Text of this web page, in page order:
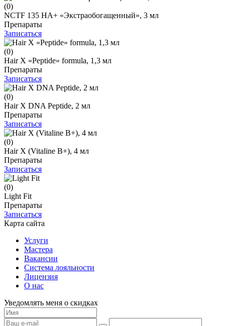
(0)
NCTF 135 НА+ «Экстраобогащенный», 3 мл
Препараты
Записаться
(0)
Hair X «Peptide» formula, 1,3 мл
Препараты
Записаться
(0)
Hair X DNA Peptide, 2 мл
Препараты
Записаться
(0)
Hair X (Vitaline B+), 4 мл
Препараты
Записаться
(0)
Light Fit
Препараты
Записаться
Карта сайта
Услуги
Мастера
Вакансии
Система лояльности
Лицензия
О нас
Уведомлять меня о скидках